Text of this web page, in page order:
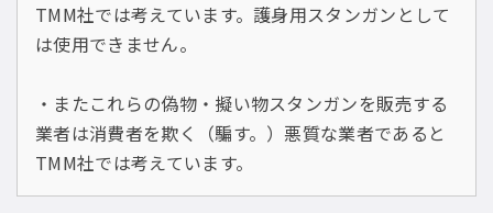
TMM社では考えています。護身用スタンガンとして
は使用できません。
・またこれらの偽物・擬い物スタンガンを販売する
業者は消費者を欺く（騙す。）悪質な業者であると
TMM社では考えています。